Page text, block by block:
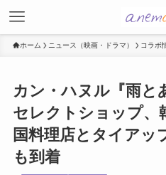
ホーム ニュース（映画・ドラマ） コラボ
カン・ハヌル『雨と
セレクトショップ、
国料理店とタイアッ
も到着